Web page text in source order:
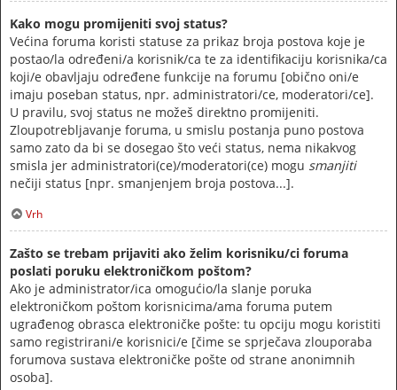
Kako mogu promijeniti svoj status?
Većina foruma koristi statuse za prikaz broja postova koje je
postao/la određeni/a korisnik/ca te za identifikaciju korisnika/ca
koji/e obavljaju određene funkcije na forumu [obično oni/e
imaju poseban status, npr. administratori/ce, moderatori/ce].
U pravilu, svoj status ne možeš direktno promijeniti.
Zloupotrebljavanje foruma, u smislu postanja puno postova
samo zato da bi se dosegao što veći status, nema nikakvog
smisla jer administratori(ce)/moderatori(ce) mogu smanjiti
nečiji status [npr. smanjenjem broja postova...].
Vrh
Zašto se trebam prijaviti ako želim korisniku/ci foruma
poslati poruku elektroničkom poštom?
Ako je administrator/ica omogućio/la slanje poruka
elektroničkom poštom korisnicima/ama foruma putem
ugrađenog obrasca elektroničke pošte: tu opciju mogu koristiti
samo registrirani/e korisnici/e [čime se sprječava zlouporaba
forumova sustava elektroničke pošte od strane anonimnih
osoba].